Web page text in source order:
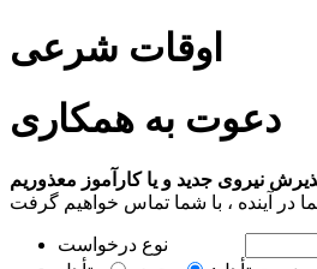
اوقات شرعی
دعوت به همکاری